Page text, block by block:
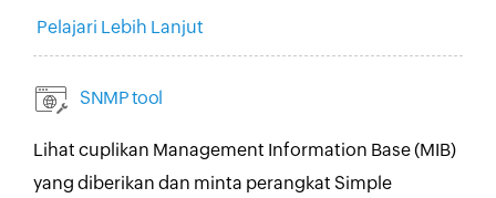
Pelajari Lebih Lanjut
SNMP tool
Lihat cuplikan Management Information Base (MIB)
yang diberikan dan minta perangkat Simple